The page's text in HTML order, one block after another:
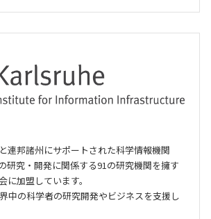
連邦諸州にサポートされた科学情報機関
研究・開発に関係する91の研究機関を擁す
に加盟しています。
中の科学者の研究開発やビジネスを支援し